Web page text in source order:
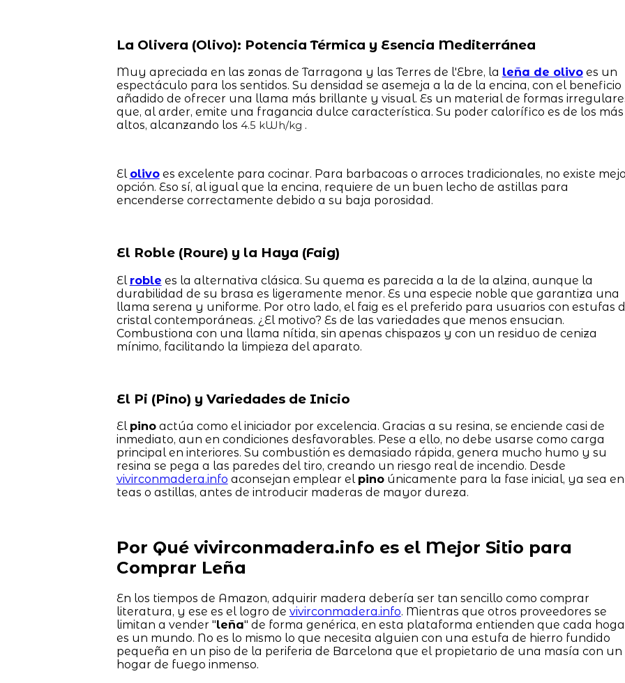
La Olivera (Olivo): Potencia Térmica y Esencia Mediterránea
Muy apreciada en las zonas de Tarragona y las Terres de l'Ebre, la leña de olivoes un
espectáculo para los sentidos. Su densidad se asemeja a la de la encina, con el beneficio
añadido de ofrecer una llama más brillante y visual. Es un material de formas
que, al arder, emite una fragancia dulce característica. Su poder calorífico es de los más
altos, alcanzando los 4.5 kWh/kg .
El olivoes excelente para cocinar. Para barbacoas o arroces tradicionales, no existe
opción. Eso sí, al igual que la encina, requiere de un buen lecho de astillas para
encenderse correctamente debido a su baja porosidad.
El Roble (Roure) y la Haya (Faig)
El roble es la alternativa clásica. Su quema es parecida a la de la alzina, aunque la
durabilidad de su brasa es ligeramente menor. Es una especie noble que garantiza una
llama serena y uniforme. Por otro lado, el faig es el preferido para usuarios con estufas
cristal contemporáneas. ¿El motivo? Es de las variedades que menos ensucian.
Combustiona con una llama nítida, sin apenas chispazos y con un residuo de ceniza
mínimo, facilitando la limpieza del aparato.
El Pi (Pino) y Variedades de Inicio
El pinoactúa como el iniciador por excelencia. Gracias a su resina, se enciende casi de
inmediato, aun en condiciones desfavorables. Pese a ello, no debe usarse como carga
principal en interiores. Su combustión es demasiado rápida, genera mucho humo y su
resina se pega a las paredes del tiro, creando un riesgo real de incendio. Desde
vivirconmadera.info aconsejan emplear el pinoúnicamente para la fase inicial, ya sea en
teas o astillas, antes de introducir maderas de mayor dureza.
Por Qué vivirconmadera.info es el Mejor Sitio para
Comprar Leña
En los tiempos de Amazon, adquirir madera debería ser tan sencillo como comprar
literatura, y ese es el logro de vivirconmadera.info. Mientras que otros proveedores se
limitan a vender "leña" de forma genérica, en esta plataforma entienden que cada
es un mundo. No es lo mismo lo que necesita alguien con una estufa de hierro fundido
pequeña en un piso de la periferia de Barcelona que el propietario de una masía con un
hogar de fuego inmenso.